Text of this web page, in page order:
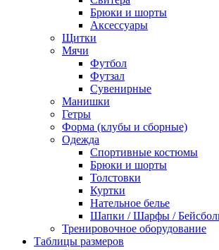
Брюки и шорты
Аксессуары
Щитки
Мячи
Футбол
Футзал
Сувенирные
Манишки
Гетры
Форма (клубы и сборные)
Одежда
Спортивные костюмы
Брюки и шорты
Толстовки
Куртки
Нательное белье
Шапки / Шарфы /
Тренировочное оборудование
Таблицы размеров